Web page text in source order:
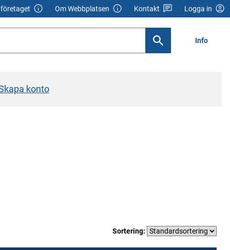
Om Webbplatsen Kontakt Logga in
Info
konto
Sortering: